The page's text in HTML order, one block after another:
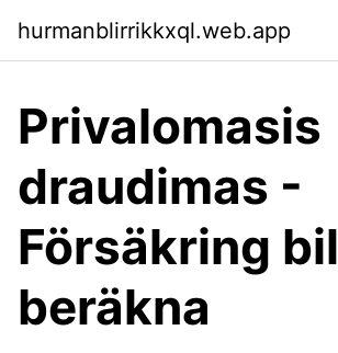
hurmanblirrikkxql.web.app
Privalomasis
draudimas -
Försäkring bil
beräkna